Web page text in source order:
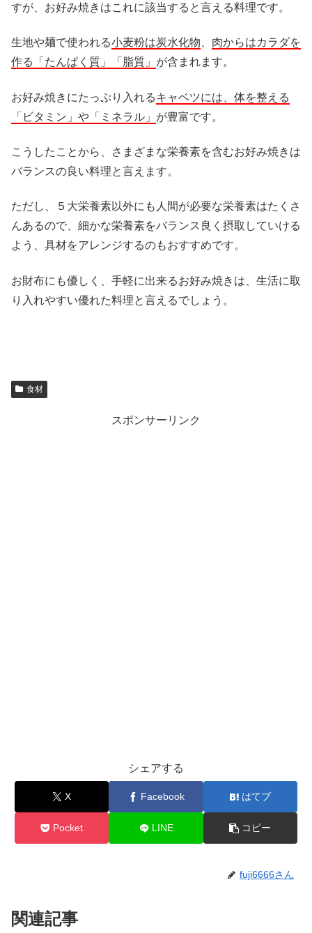
すが、お好み焼きはこれに該当すると言える料理です。
生地や麺で使われる小麦粉は炭水化物
肉からはカラダを
作る「たんぱく質」「脂質」 が含まれます。
お好み焼きにたっぷり入れるキャベツには、体を整える
「ビタミン」や「ミネラル」 が豊富です。
こうしたことから、さまざまな栄養素を含むお好み焼きは
バランスの良い料理と言えます。
ただし、５大栄養素以外にも人間が必要な栄養素はたくさ
んあるので、細かな栄養素をバランス良く摂取していける
よう、具材をアレンジするのもおすすめです。
お財布にも優しく、手軽に出来るお好み焼きは、生活に取
り入れやすい優れた料理と言えるでしょう。
食材
スポンサーリンク
シェアする
X Facebook はてブ
Pocket LINE コピー
fuji6666さん
関連記事